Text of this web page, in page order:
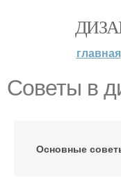
главная
Советы в
Основные